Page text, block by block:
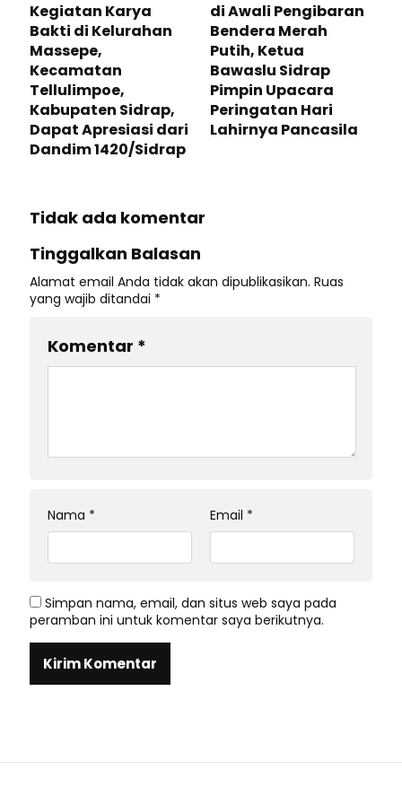
Kegiatan Karya
Bakti di Kelurahan
Massepe,
Kecamatan
Tellulimpoe,
Kabupaten Sidrap,
Dapat Apresiasi dari
Dandim 1420/Sidrap
di Awali Pengibaran
Bendera Merah
Putih, Ketua
Bawaslu Sidrap
Pimpin Upacara
Peringatan Hari
Lahirnya Pancasila
Tidak ada komentar
Tinggalkan Balasan
Alamat email Anda tidak akan dipublikasikan. Ruas
yang wajib ditandai *
Komentar *
Nama * Email *
Simpan nama, email, dan situs web saya pada
peramban ini untuk komentar saya berikutnya.